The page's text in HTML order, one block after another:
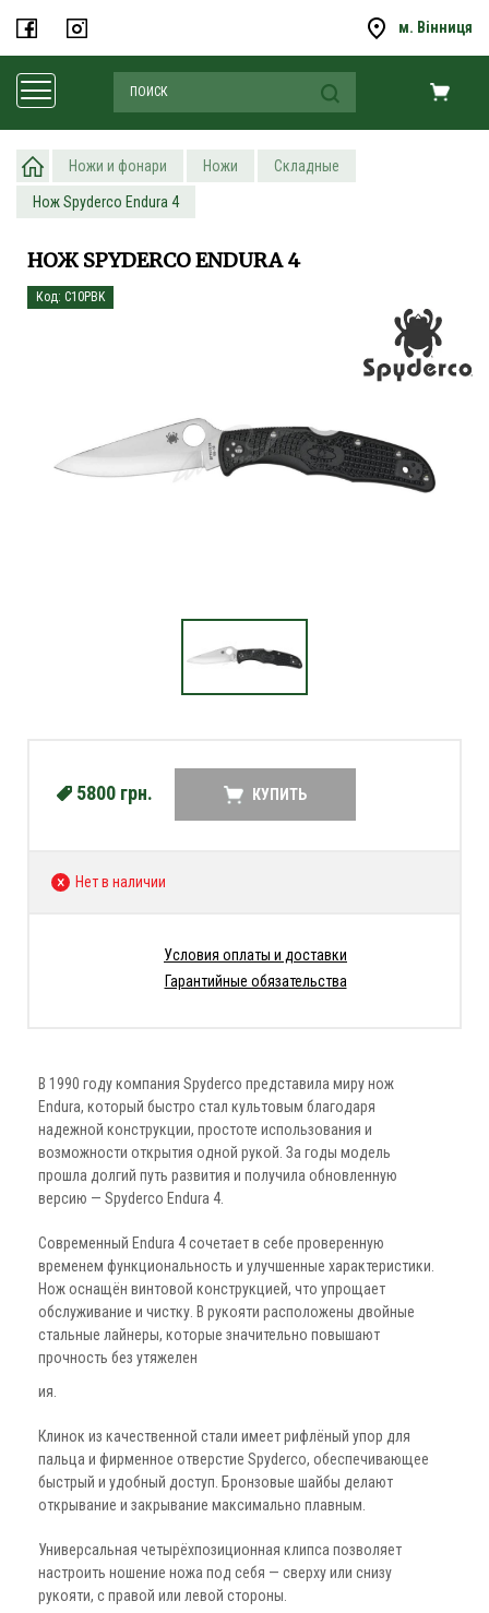
м. Вінниця
Ножи и фонари Ножи Складные
Нож Spyderco Endura 4
НОЖ SPYDERCO ENDURA 4
Код: C10PBK
В 1990 году компания Spyderco представила миру нож
Endura, который быстро стал культовым благодаря
надежной конструкции, простоте использования и
возможности открытия одной рукой. За годы модель
прошла долгий путь развития и получила обновленную
версию — Spyderco Endura 4.
Современный Endura 4 сочетает в себе проверенную
временем функциональность и улучшенные характеристики.
Нож оснащён винтовой конструкцией, что упрощает
обслуживание и чистку. В рукояти расположены двойные
стальные лайнеры, которые значительно повышают
прочность без утяжелен
ия.
Клинок из качественной стали имеет рифлёный упор для
пальца и фирменное отверстие Spyderco, обеспечивающее
быстрый и удобный доступ. Бронзовые шайбы делают
открывание и закрывание максимально плавным.
Универсальная четырёхпозиционная клипса позволяет
настроить ношение ножа под себя — сверху или снизу
рукояти, с правой или левой стороны.
5800 грн. КУПИТЬ
Нет в наличии
Условия оплаты и доставки
Гарантийные обязательства